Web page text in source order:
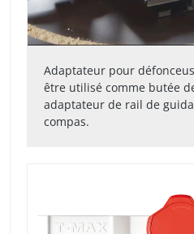
Adaptateur pour
être utilisé comme butée
adaptateur de rail de
compas.